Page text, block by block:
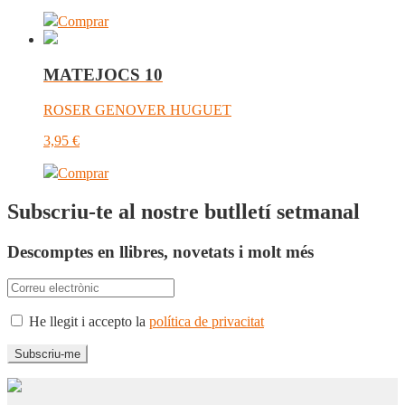
Comprar
MATEJOCS 10
ROSER GENOVER HUGUET
3,95 €
Comprar
Subscriu-te al nostre butlletí setmanal
Descomptes en llibres, novetats i molt més
He llegit i accepto la política de privacitat